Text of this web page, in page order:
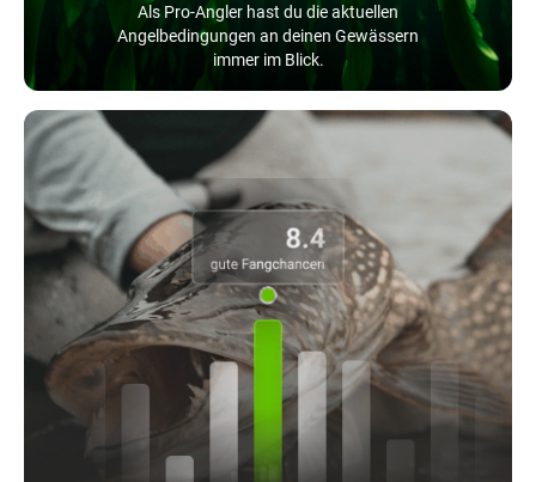
Als Pro-Angler hast du die aktuellen
Angelbedingungen an deinen Gewässern
immer im Blick.